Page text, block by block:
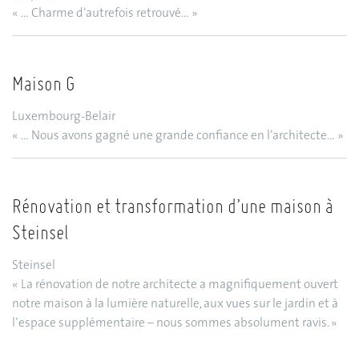
« … Charme d’autrefois retrouvé… »
Maison G
Luxembourg-Belair
« … Nous avons gagné une grande confiance en l’architecte… »
Rénovation et transformation d’une maison à
Steinsel
Steinsel
« La rénovation de notre architecte a magnifiquement ouvert
notre maison à la lumière naturelle, aux vues sur le jardin et à
l’espace supplémentaire – nous sommes absolument ravis. »